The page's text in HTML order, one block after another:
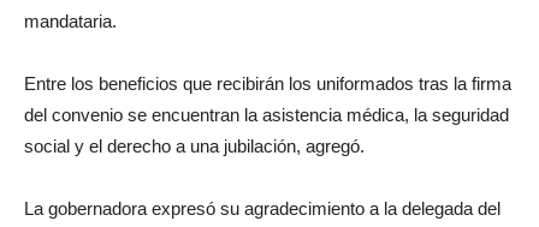
mandataria.
Entre los beneficios que recibirán los uniformados tras la firma
del convenio se encuentran la asistencia médica, la seguridad
social y el derecho a una jubilación, agregó.
La gobernadora expresó su agradecimiento a la delegada del